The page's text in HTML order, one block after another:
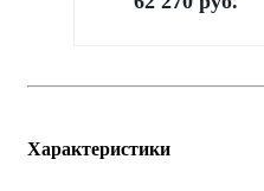
Характеристики